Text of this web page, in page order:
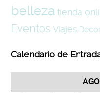
belleza tienda
Eventos Viajes
Calendario de